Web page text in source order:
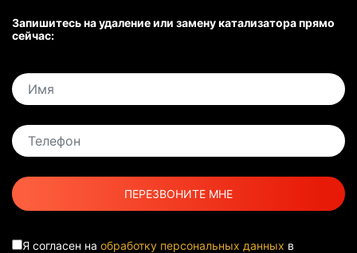
Запишитесь на удаление или замену катализатора прямо
сейчас:
Я согласен на обработку персональных данных в